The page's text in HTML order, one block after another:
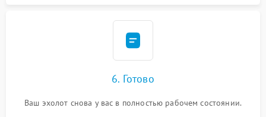
6. Готово
Ваш эхолот снова у вас в полностью рабочем состоянии.